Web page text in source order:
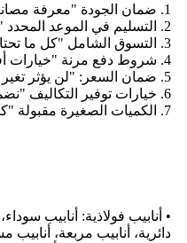
1. ضمان الجودة "معرفة مصانعنا"
2. التسليم في الموعد المحدد "بدون انتظار"
3. التسوق الشامل "كل ما تحتاجه في مكان واحد"
4. شروط دفع مرنة "خيارات أفضل لك"
5. ضمان السعر: "لن يؤثر تغير السوق العالمي على أعمالك"
6. خيارات توفير التكاليف "نضمن لك أفضل سعر"
7. الكميات الصغيرة مقبولة "كل طن ثمين بالنسبة لنا"
• أنابيب فولاذية: أنابيب
دائرية، أنابيب مربعة،